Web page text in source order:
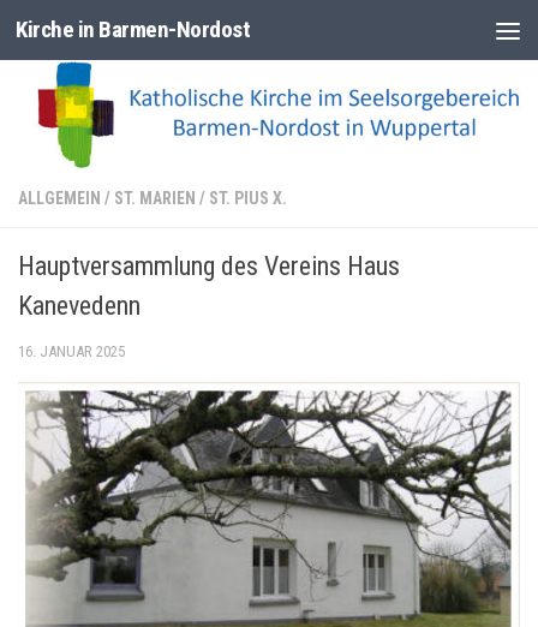
Zum Inhalt springen
Kirche in Barmen-Nordost
ALLGEMEIN / ST. MARIEN / ST. PIUS X.
Hauptversammlung des Vereins Haus
Kanevedenn
16. JANUAR 2025